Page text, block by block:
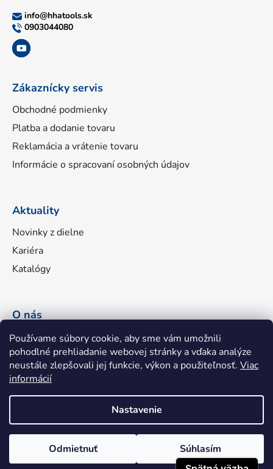
Používame súbory cookie, aby sme vám umožnili
pohodlné prehliadanie webovej stránky a vďaka analýze
neustále zlepšovali jej funkcie, výkon a použiteľnosť. Viac
informácií
Nastavenie
Odmietnuť Súhlasím
info@hhatools.sk
0903044080
Zákaznícky servis
Obchodné podmienky
Platba a dodanie tovaru
Reklamácia a vrátenie tovaru
Informácie o spracovaní osobných údajov
Aktuality
Novinky z dielne
Kariéra
Katalógy
O nás
Náš príbeh
Portfólio značiek
Fakturačné údaje
mime digital
Copyright 2026hhatools.sk. Všetky práva vyhradené.